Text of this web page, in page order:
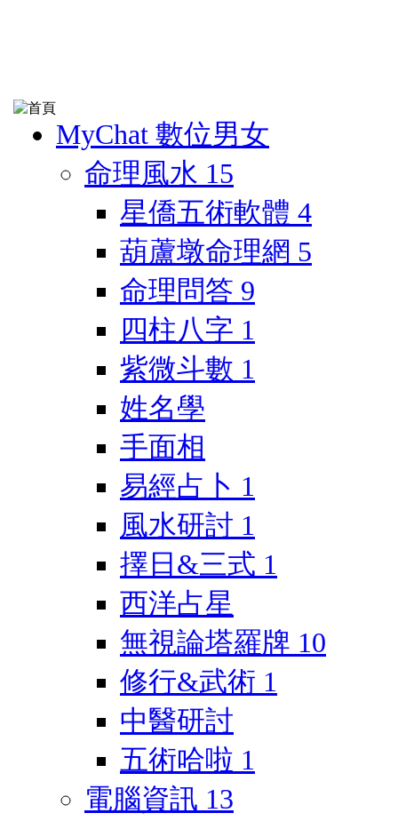
MyChat 數位男女
命理風水 15
星僑五術軟體 4
葫蘆墩命理網 5
命理問答 9
四柱八字 1
紫微斗數 1
姓名學
手面相
易經占卜 1
風水研討 1
擇日&三式 1
西洋占星
無視論塔羅牌 10
修行&武術 1
中醫研討
五術哈啦 1
電腦資訊 13